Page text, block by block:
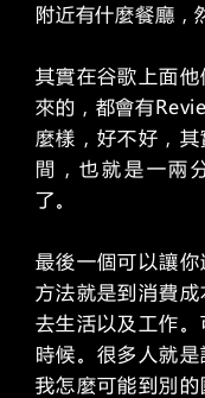
附近有什麼餐廳，
其實在谷歌上面
來的，都會有
麼樣，好不好，
間，也就是一兩
了。
最後一個可以讓
方法就是到消費
去生活以及工作
時候。很多人就是
我怎麼可能到別